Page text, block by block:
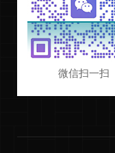
微信扫一扫